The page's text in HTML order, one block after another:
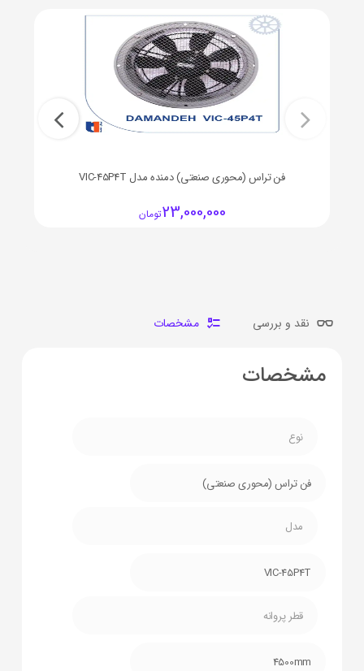
فن تراس (محوری صنعتی) دمنده مدل VIC-45P4T
23,000,000تومان
نقد و بررسی مشخصات
مشخصات
نوع
فن تراس (محوری صنعتی)
مدل
VIC-45P4T
قطر پروانه
4500mm